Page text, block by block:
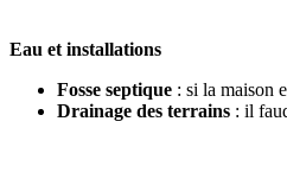
Eau et installations
Fosse septique : si la maison
Drainage des terrains : il